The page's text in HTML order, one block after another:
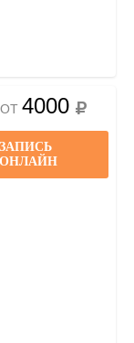
ОТ 4000
ЗАПИСЬ
ОНЛАЙН